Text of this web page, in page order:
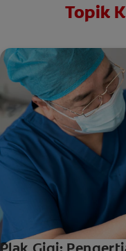
Topik